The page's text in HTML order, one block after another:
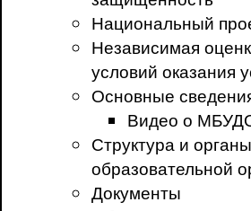
Национальный
Независимая
условий оказания
Основные
Видео о
Структура и
образовательной
Документы